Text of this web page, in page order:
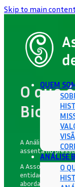
Skip to main
QUEM
ANÁLISE
O
O que
A Análise
assenta no
A Associação
entidade
abordagem